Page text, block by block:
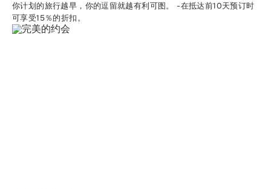
你计划的旅行越早，你的逗留就越有利可图。 -在抵达前10天预订时
可享受15％的折扣。